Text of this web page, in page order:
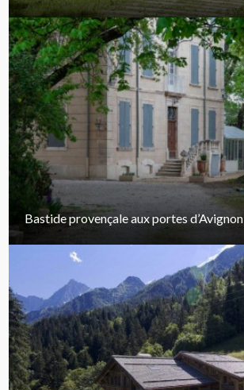
Bastide provençale aux portes d’Avignon